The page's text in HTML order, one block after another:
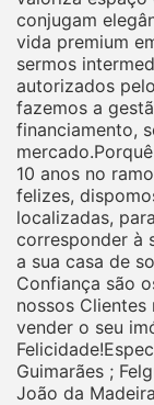
conjugam
vida premium
sermos
autorizados
fazemos a
financiamento,
10 anos no
felizes,
localizadas,
corresponder à
a sua casa de
Confiança são
nossos
vender o seu
Guimarães ;
João da